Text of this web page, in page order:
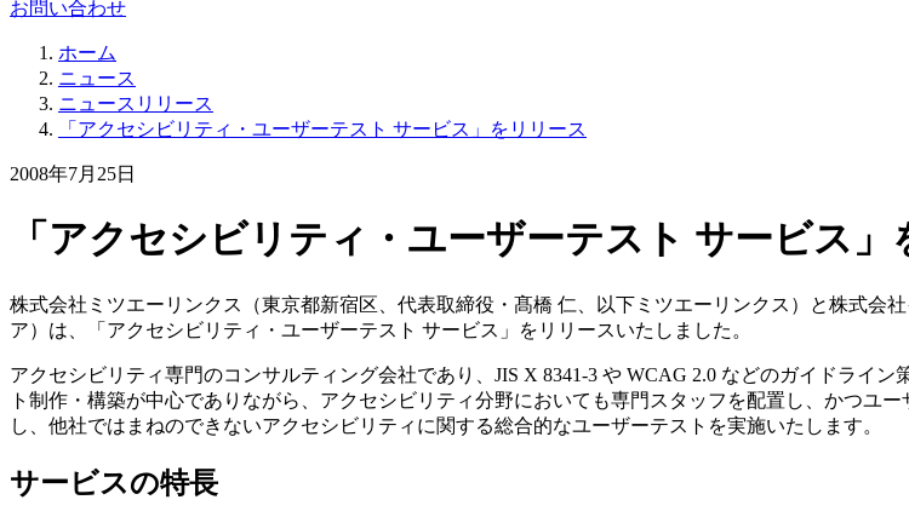
お問い合わせ
ホーム
ニュース
ニュースリリース
「アクセシビリティ・ユーザーテスト サービス」をリリース
2008年7月25日
「アクセシビリティ・ユーザーテスト サービス」
株式会社ミツエーリンクス（東京都新宿区、代表取締役・髙橋 仁、以下ミツエーリンクス）と株式会
ア）は、「アクセシビリティ・ユーザーテスト サービス」をリリースいたしました。
アクセシビリティ専門のコンサルティング会社であり、JIS X 8341-3 や WCAG 2.0 などのガイドライ
ト制作・構築が中心でありながら、アクセシビリティ分野においても専門スタッフを配置し、かつユ
し、他社ではまねのできないアクセシビリティに関する総合的なユーザーテストを実施いたします。
サービスの特長